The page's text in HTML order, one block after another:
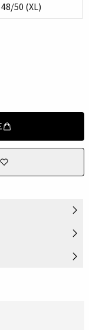
48/50 (XL)